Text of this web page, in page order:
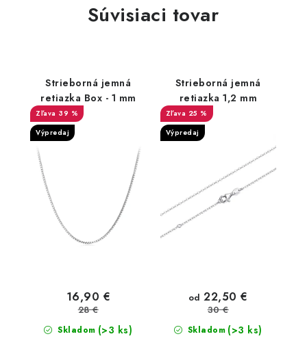
Súvisiaci tovar
Strieborná jemná
retiazka Box - 1 mm
39 %
Výpredaj
Skladom (>3 ks)
16,90 €
28 €
Strieborná jemná
retiazka 1,2 mm
25 %
Výpredaj
Skladom (>3 ks)
od 22,50 €
30 €